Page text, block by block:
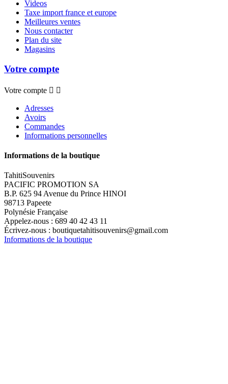
Videos
Taxe import france et europe
Meilleures ventes
Nous contacter
Plan du site
Magasins
Votre compte
Votre compte  
Adresses
Avoirs
Commandes
Informations personnelles
Informations de la boutique
TahitiSouvenirs
PACIFIC PROMOTION SA
B.P. 625 94 Avenue du Prince HINOI
98713 Papeete
Polynésie Française
Appelez-nous : 689 40 42 43 11
Écrivez-nous : boutiquetahitisouvenirs@gmail.com
Informations de la boutique